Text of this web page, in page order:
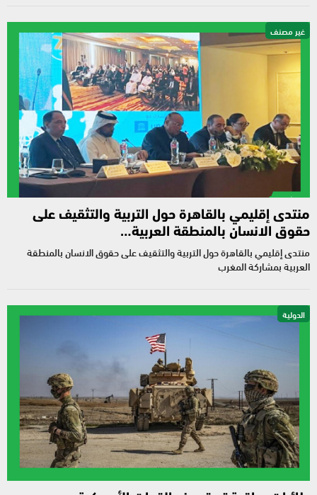
غير مصنف
منتدى إقليمي بالقاهرة حول التربية والتثقيف على
حقوق الانسان بالمنطقة العربية…
منتدى إقليمي بالقاهرة حول التربية والتثقيف على حقوق الانسان بالمنطقة
العربية بمشاركة المغرب
الدولية